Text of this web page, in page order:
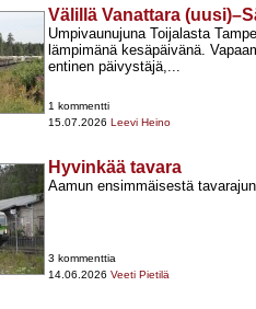
Välillä Vanattara
Umpivaunujuna Toijalasta
lämpimänä kesäpäivänä.
entinen päivystäjä,...
1 kommentti
15.07.2026 Leevi Heino
Hyvinkää tavara
Aamun ensimmäisestä
3 kommenttia
14.06.2026 Veeti Pietilä